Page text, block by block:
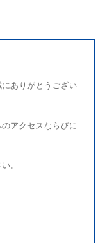
ありがとうござい
アクセスならびに
。